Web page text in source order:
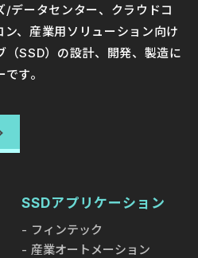
/データセンター、クラウドコ
ン、産業用ソリューション向け
（SSD）の設計、開発、製造に
す。
SSDアプリケーション
フィンテック
産業オートメーション